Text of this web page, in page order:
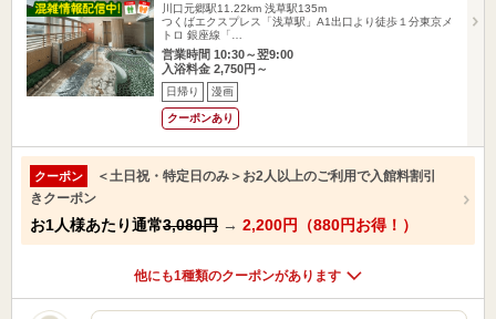
川口元郷駅11.22km 浅草駅135m
つくばエクスプレス「浅草駅」A1出口より徒歩１分東京メ
トロ 銀座線「…
営業時間 10:30～翌9:00
入浴料金 2,750円～
日帰り 漫画
クーポンあり
クーポン
＜土日祝・特定日のみ＞お2人以上のご利用で入館料割引
きクーポン
お1人様あたり通常3,080円 → 2,200円（880円お得！）
他にも1種類のクーポンがあります